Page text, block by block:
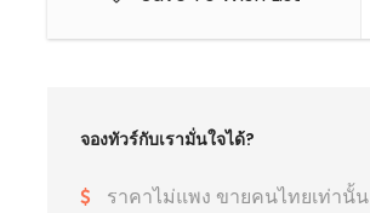
จองทัวร์กับเรามั่นใจได้?
ราคาไม่แพง ขายคนไทยเท่านั้น